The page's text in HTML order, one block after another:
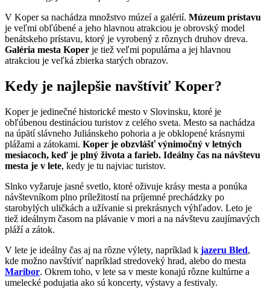
V Koper sa nachádza množstvo múzeí a galérií. Múzeum prístavu
je veľmi obľúbené a jeho hlavnou atrakciou je obrovský model
benátskeho prístavu, ktorý je vyrobený z rôznych druhov dreva.
Galéria mesta Koper je tiež veľmi populárna a jej hlavnou
atrakciou je veľká zbierka starých obrazov.
Kedy je najlepšie navštíviť Koper?
Koper je jedinečné historické mesto v Slovinsku, ktoré je
obľúbenou destináciou turistov z celého sveta. Mesto sa nachádza
na úpätí slávneho Juliánskeho pohoria a je obklopené krásnymi
plážami a zátokami. Koper je obzvlášť výnimočný v letných
mesiacoch, keď je plný života a farieb. Ideálny čas na návštevu
mesta je v lete, kedy je tu najviac turistov.
Slnko vyžaruje jasné svetlo, ktoré oživuje krásy mesta a ponúka
návštevníkom plno príležitostí na príjemné prechádzky po
starobylých uličkách a užívanie si prekrásnych výhľadov. Leto je
tiež ideálnym časom na plávanie v mori a na návštevu zaujímavých
pláží a zátok.
V lete je ideálny čas aj na rôzne výlety, napríklad k jazeru Bled,
kde možno navštíviť napríklad stredoveký hrad, alebo do mesta
Maribor. Okrem toho, v lete sa v meste konajú rôzne kultúrne a
umelecké podujatia ako sú koncerty, výstavy a festivaly.